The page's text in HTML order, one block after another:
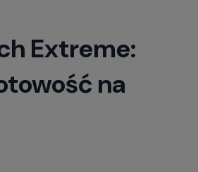
Extreme:
na